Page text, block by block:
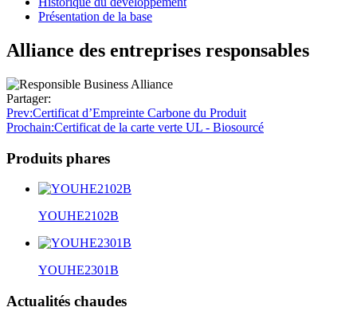
Présentation de la base
Alliance des entreprises responsables
Partager:
Prev:Certificat d’Empreinte Carbone du Produit
Prochain:Certificat de la carte verte UL - Biosourcé
Produits phares
YOUHE2102B
YOUHE2301B
Actualités chaudes